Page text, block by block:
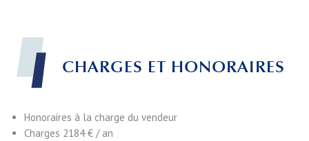
CHARGES ET HONORAIRES
Honoraires à la charge du vendeur
Charges 2184 € / an